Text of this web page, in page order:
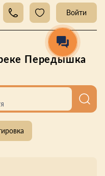
Войти
Передышка